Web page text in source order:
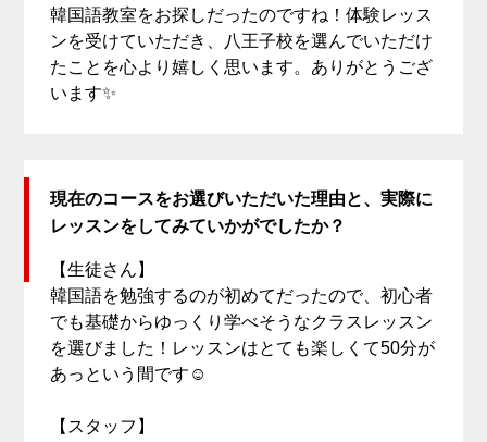
韓国語教室をお探しだったのですね！体験レッス
ンを受けていただき、八王子校を選んでいただけ
たことを心より嬉しく思います。ありがとうござ
います✨
現在のコースをお選びいただいた理由と、実際に
レッスンをしてみていかがでしたか？
【生徒さん】
韓国語を勉強するのが初めてだったので、初心者
でも基礎からゆっくり学べそうなクラスレッスン
を選びました！レッスンはとても楽しくて50分が
あっという間です☺️
【スタッフ】